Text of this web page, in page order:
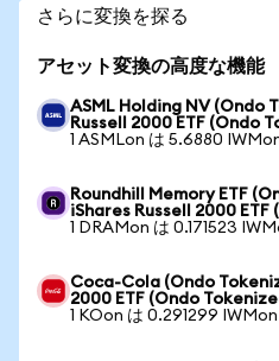
さらに変換を探る
アセット変換の高度な機能
ASML Holding NV (Ondo
Russell 2000 ETF (Ondo
1 ASMLon は 5.6880
Roundhill Memory ETF
iShares Russell 2000
1 DRAMon は 0.171523
Coca-Cola (Ondo
2000 ETF (Ondo
1 KOon は 0.291299 IWMon